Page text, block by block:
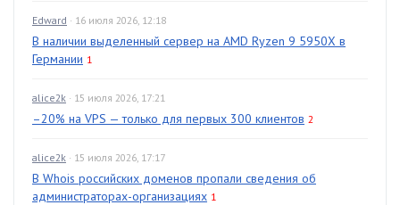
Edward · 16 июля 2026, 12:18
В наличии выделенный сервер на AMD Ryzen 9 5950X в
Германии 1
alice2k · 15 июля 2026, 17:21
–20% на VPS — только для первых 300 клиентов 2
alice2k · 15 июля 2026, 17:17
В Whois российских доменов пропали сведения об
администраторах-организациях 1